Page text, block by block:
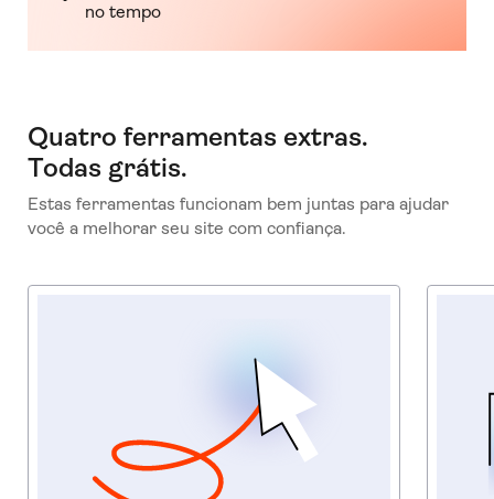
no tempo
Quatro ferramentas extras.
Todas grátis.
Estas ferramentas funcionam bem juntas para ajudar
você a melhorar seu site com confiança.